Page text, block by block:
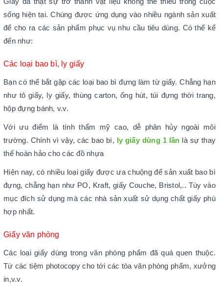
sống hiện tại. Chúng được ứng dụng vào nhiều ngành sản xuất
để cho ra các sản phẩm phục vụ nhu cầu tiêu dùng. Có thể kể
đến như:
Các loại bao bì, ly giấy
Bạn có thể bắt gặp các loại bao bì đựng làm từ giấy. Chẳng hạn
như tô giấy, ly giấy, thùng carton, ống hút, túi đựng thời trang,
hộp đựng bánh, v.v.
Với ưu điểm là tính thẩm mỹ cao, dễ phân hủy ngoài môi
trường. Chính vì vậy, các bao bì, ly giấy dùng 1 lần là sự thay
thế hoàn hảo cho các đồ nhựa
Hiện nay, có nhiều loại giấy được ưa chuộng để sản xuất bao bì
đựng, chẳng hạn như PO, Kraft, giấy Couche, Bristol,.. Tùy vào
mục đích sử dụng mà các nhà sản xuất sử dụng chất giấy phù
hợp nhất.
Giấy văn phòng
Các loại giấy dùng trong văn phòng phẩm đã quá quen thuộc.
Từ các tiệm photocopy cho tới các tòa văn phòng phẩm, xưởng
in,v.v.